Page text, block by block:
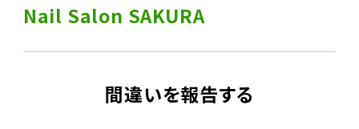
Nail Salon SAKURA
間違いを報告する